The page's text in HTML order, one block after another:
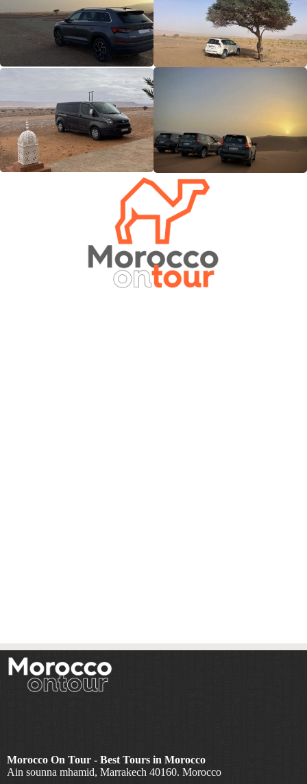
Morocco On Tour - Best Tours in Morocco
Ain sounna mhamid, Marrakech 40160. Morocco